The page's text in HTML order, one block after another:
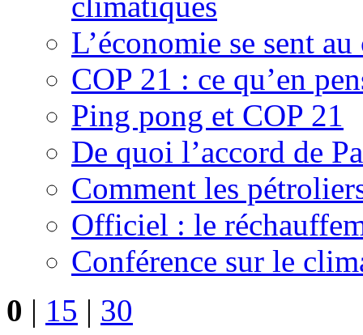
L’économie se sent
COP 21 : ce qu’en
Ping pong et COP 21
De quoi l’accord de
Comment les
Officiel : le
Conférence sur le
0 | 15 | 30